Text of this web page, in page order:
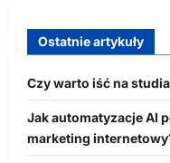
Ostatnie artykuły
Czy warto iść na
Jak automatyzacje AI
marketing